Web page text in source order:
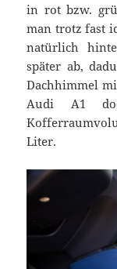
in rot bzw.
man trotz fast
natürlich
später ab,
Dachhimmel
Audi A1
Liter.